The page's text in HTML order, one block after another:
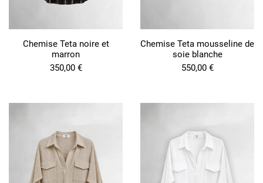
Chemise Teta noire et
marron
350,00 €
Chemise Teta mousseline de
soie blanche
550,00 €